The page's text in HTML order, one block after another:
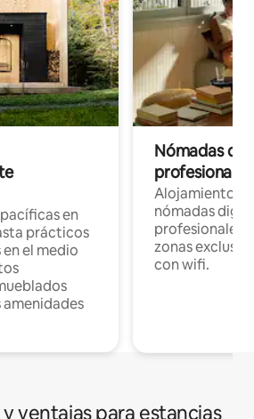
en
prácticos
el medio
Nómadas
Alojamientos
nómadas
profesionales
zonas
con wifi.
ventajas para estancias